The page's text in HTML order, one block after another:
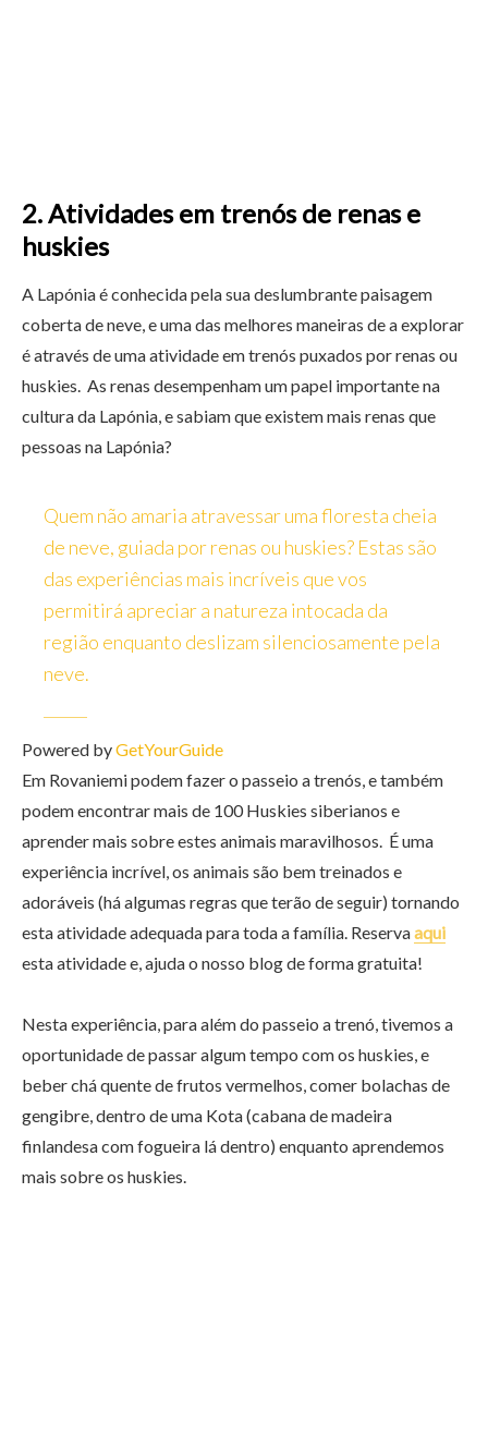
2.Atividades em trenós de renas e
huskies
A Lapónia é conhecida pela sua deslumbrante paisagem
coberta de neve, e uma das melhores maneiras de a explorar
é através de uma atividade em trenós puxados por renas ou
huskies. As renas desempenham um papel importante na
cultura da Lapónia, e sabiam que existem mais renas que
pessoas na Lapónia?
Quem não amaria atravessar uma floresta cheia
de neve, guiada por renas ou huskies? Estas são
das experiências mais incríveis que vos
permitirá apreciar a natureza intocada da
região enquanto deslizam silenciosamente pela
neve.
Powered byGetYourGuide
Em Rovaniemi podem fazer o passeio a trenós, e também
podem encontrar mais de 100 Huskies siberianos e
aprender mais sobre estes animais maravilhosos. É uma
experiência incrível, os animais são bem treinados e
adoráveis (há algumas regras que terão de seguir) tornando
esta atividade adequada para toda a família. Reservaaqui
esta atividade e, ajuda o nosso blog de forma gratuita!
Nesta experiência, para além do passeio a trenó, tivemos a
oportunidade de passar algum tempo com os huskies, e
beber chá quente de frutos vermelhos, comer bolachas de
gengibre, dentro de uma Kota (cabana de madeira
finlandesa com fogueira lá dentro) enquanto aprendemos
mais sobre os huskies.